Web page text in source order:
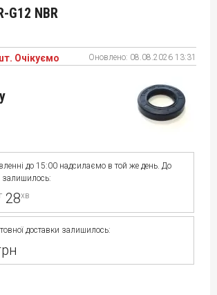
G12 NBR
Очікуємо Оновлено: 08.08.2026 13:31
до 15:00 надсилаємо в той же день. До
залишилось:
г 28хв
доставки залишилось: